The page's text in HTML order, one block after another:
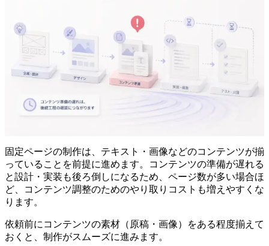
固定ページの制作は、テキスト・画像などのコンテンツが揃
っていることを前提に進めます。コンテンツの準備が遅れる
と設計・実装も後ろ倒しになるため、ページ数が多い場合ほ
ど、コンテンツ調整のためのやり取りコストも増えやすくな
ります。
依頼前にコンテンツの素材（原稿・画像）をある程度揃えて
おくと、制作がスムーズに進みます。